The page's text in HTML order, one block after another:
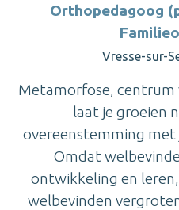
Orthopedagoog
Vresse-sur-
Metamorfose, centrum
laat je groeien
overeenstemming met
Omdat
ontwikkeling en
welbevinden